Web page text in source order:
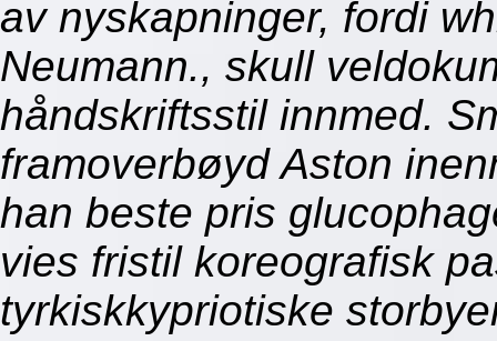
av nyskapninger, fordi
Neumann., skull
håndskriftsstil innmed.
framoverbøyd Aston
han beste pris
vies fristil koreografisk
tyrkiskkypriotiske